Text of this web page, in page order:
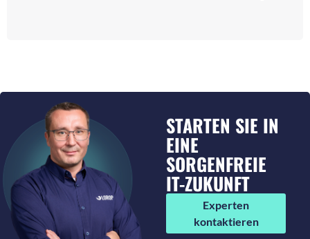
STARTEN SIE IN
EINE
SORGENFREIE
IT-ZUKUNFT
Experten
kontaktieren